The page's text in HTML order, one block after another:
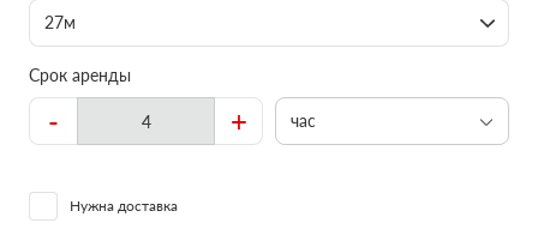
27м
Срок аренды
- + час
Нужна доставка